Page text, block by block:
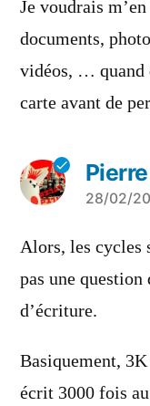
Je voudrais
documents,
vidéos, … quand
carte avant de
a
dit :
28/02/
Alors, les cycles
pas une
d’écriture.
Basiquement,
écrit 3000 fois